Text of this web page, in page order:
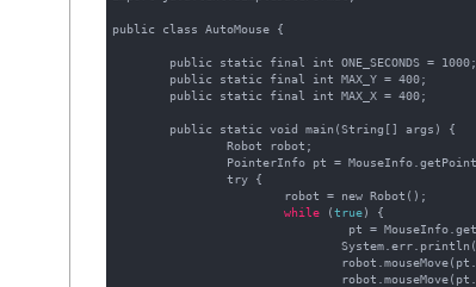
public class AutoMouse {
while (true) {
				System.err.println(